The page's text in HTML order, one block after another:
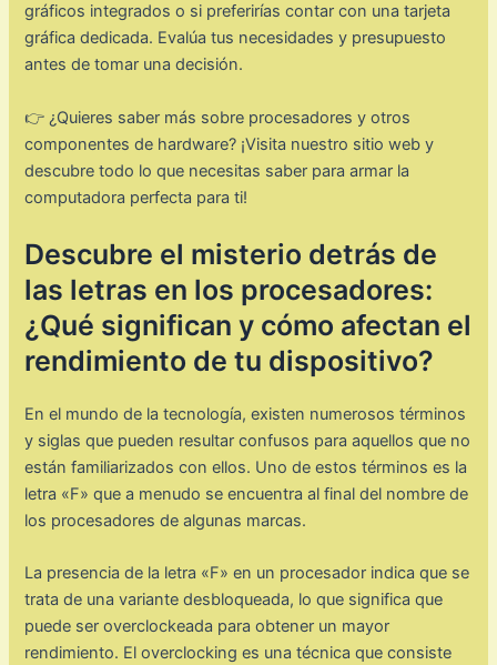
gráficos integrados o si preferirías contar con una tarjeta
gráfica dedicada. Evalúa tus necesidades y presupuesto
antes de tomar una decisión.
👉 ¿Quieres saber más sobre procesadores y otros
componentes de hardware? ¡Visita nuestro sitio web y
descubre todo lo que necesitas saber para armar la
computadora perfecta para ti!
Descubre el misterio detrás de
las letras en los procesadores:
¿Qué significan y cómo afectan el
rendimiento de tu dispositivo?
En el mundo de la tecnología, existen numerosos términos
y siglas que pueden resultar confusos para aquellos que no
están familiarizados con ellos. Uno de estos términos es la
letra «F» que a menudo se encuentra al final del nombre de
los procesadores de algunas marcas.
La presencia de la letra «F» en un procesador indica que se
trata de una variante desbloqueada, lo que significa que
puede ser overclockeada para obtener un mayor
rendimiento. El overclocking es una técnica que consiste